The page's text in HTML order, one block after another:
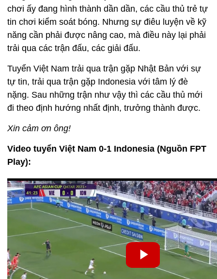
chơi ấy đang hình thành dần dần, các cầu thủ trẻ tự
tin chơi kiểm soát bóng. Nhưng sự điêu luyện về kỹ
năng cần phải được nâng cao, mà điều này lại phải
trải qua các trận đấu, các giải đấu.
Tuyển Việt Nam trải qua trận gặp Nhật Bản với sự
tự tin, trải qua trận gặp Indonesia với tâm lý đè
nặng. Sau những trận như vậy thì các cầu thủ mới
đi theo định hướng nhất định, trưởng thành được.
Xin cảm ơn ông!
Video tuyển Việt Nam 0-1 Indonesia (Nguồn FPT
Play):